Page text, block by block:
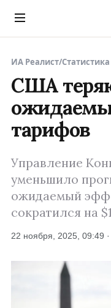
Menu
ИА Реалист/Статистика
США
тарифов
Управление
уменьшило
ожидаемый
сократился на
22 ноября, 2025, 09:49 ·